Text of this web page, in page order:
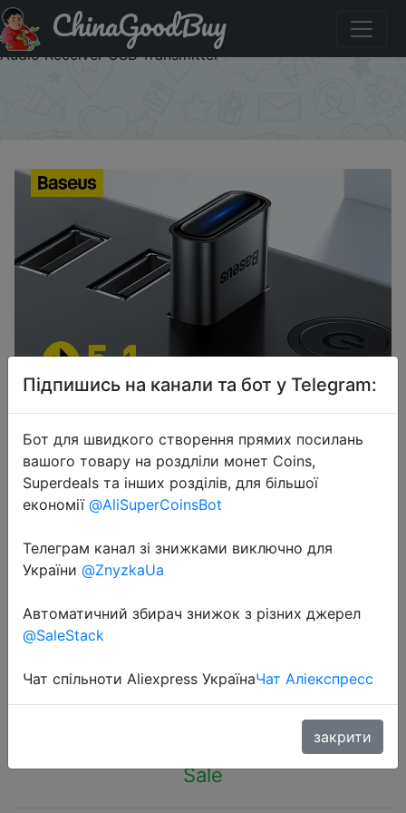
Знижка на Baseus USB Bluetooth Adapter Dongle
Adaptador Bluetooth 5.1 for PC Laptop Wireless Speaker
Audio Receiver USB Transmitter
ChinaGoodBuy
Baseus USB Bluetooth Adapter
Dongle Adaptador Bluetooth 5.1 for
PC Laptop Wireless Speaker Audio
Receiver USB Transmitter
$2.65
Sale
Підпишись на канали та бот у Telegram:
Бот для швидкого створення прямих посилань
вашого товару на роздліли монет Coins,
Superdeals та інших розділів, для більшої
економії @AliSuperCoinsBot
Телеграм канал зі знижками виключно для
України @ZnyzkaUa
Автоматичний збирач знижок з різних джерел
@SaleStack
Чат спільноти Aliexpress УкраїнаЧат Аліекспресс
закрити